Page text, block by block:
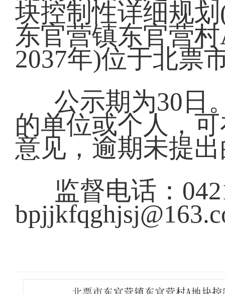
块控制性详细规
东官营镇东官营
2037年)位于北票
公示期为30日
的单位或个人，
意见，逾期未提
监督电话：